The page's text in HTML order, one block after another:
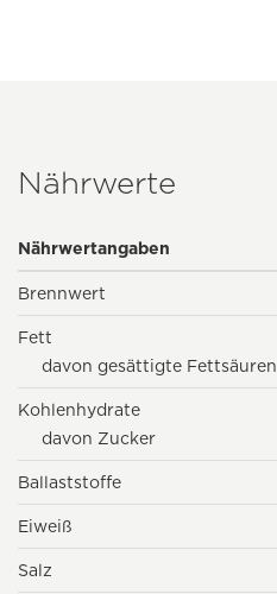
Nährwerte
Nährwertangaben
Brennwert
Fett
davon gesättigte Fettsäuren
Kohlenhydrate
davon Zucker
Ballaststoffe
Eiweiß
Salz